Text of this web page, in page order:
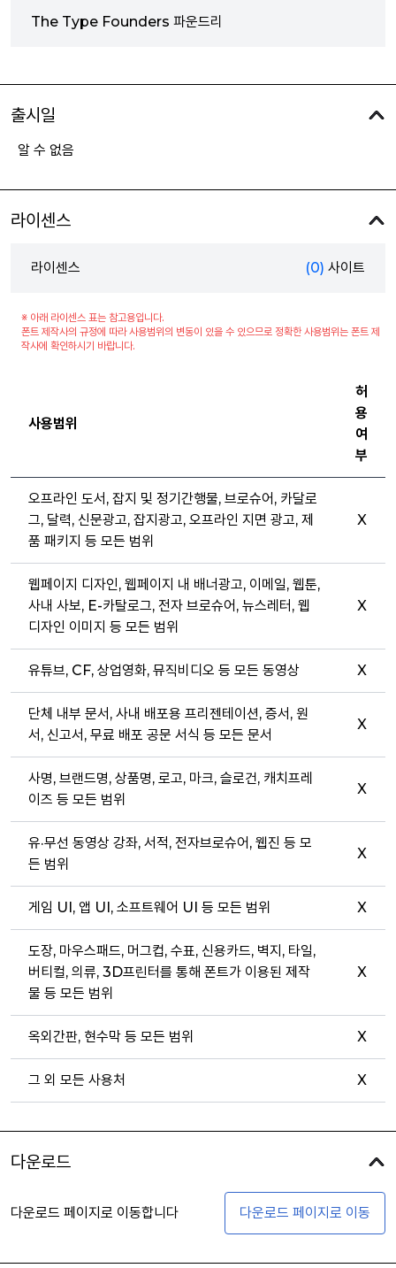
The Type Founders 파운드리
출시일
알 수 없음
라이센스
라이센스 (0) 사이트
※ 아래 라이센스 표는 참고용입니다.
폰트 제작사의 규정에 따라 사용범위의 변동이 있을 수 있으므로 정확한 사용범위는 폰트 제
작사에 확인하시기 바랍니다.
사용범위
허
용
여
부
오프라인 도서, 잡지 및 정기간행물, 브로슈어, 카달로
그, 달력, 신문광고, 잡지광고, 오프라인 지면 광고, 제
품 패키지 등 모든 범위
X
웹페이지 디자인, 웹페이지 내 배너광고, 이메일, 웹툰,
사내 사보, E-카탈로그, 전자 브로슈어, 뉴스레터, 웹
디자인 이미지 등 모든 범위
X
유튜브, CF, 상업영화, 뮤직비디오 등 모든 동영상 X
단체 내부 문서, 사내 배포용 프리젠테이션, 증서, 원
서, 신고서, 무료 배포 공문 서식 등 모든 문서
X
사명, 브랜드명, 상품명, 로고, 마크, 슬로건, 캐치프레
이즈 등 모든 범위
X
유·무선 동영상 강좌, 서적, 전자브로슈어, 웹진 등 모
든 범위
X
게임 UI, 앱 UI, 소프트웨어 UI 등 모든 범위 X
도장, 마우스패드, 머그컵, 수표, 신용카드, 벽지, 타일,
버티컬, 의류, 3D프린터를 통해 폰트가 이용된 제작
물 등 모든 범위
X
옥외간판, 현수막 등 모든 범위 X
그 외 모든 사용처 X
다운로드
다운로드 페이지로 이동합니다 다운로드 페이지로 이동